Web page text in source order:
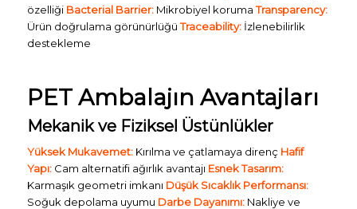
özelliği Bacterial Barrier:Mikrobiyel korumaTransparency:
Ürün doğrulama görünürlüğüTraceability:İzlenebilirlik
destekleme
PET Ambalajın Avantajları
Mekanik ve Fiziksel Üstünlükler
Yüksek Mukavemet:Kırılma ve çatlamaya direnç Hafif
Yapı:Cam alternatifi ağırlık avantajı Esnek Tasarım:
Karmaşık geometri imkanı Düşük Sıcaklık Performansı:
Soğuk depolama uyumu Darbe Dayanımı:Nakliye ve